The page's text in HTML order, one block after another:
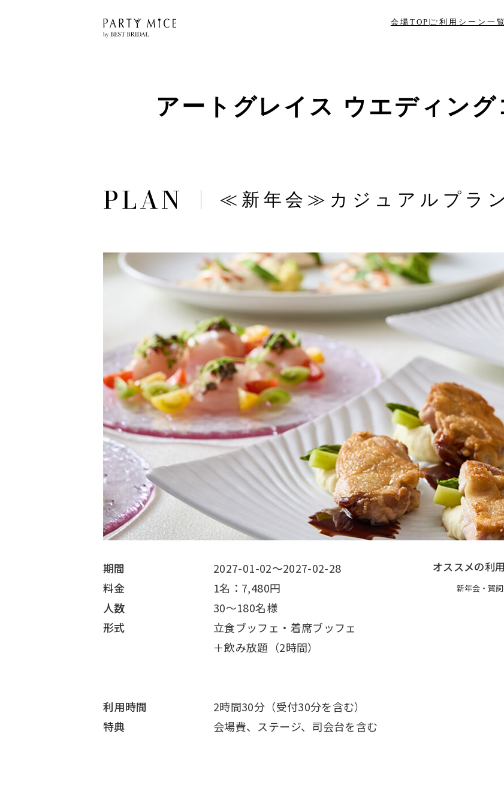
会場TOP ご利用シーン一覧
アートグレイス ウエディング
≪新年会≫カジュアルプラン
期間
2027-01-02～2027-02-28
料金
1名：7,480円
人数
30～180名様
形式
立食ブッフェ・着席ブッフェ
＋飲み放題（2時間）
利用時間
2時間30分（受付30分を含む）
特典
会場費、ステージ、司会台を含む
オススメの利
新年会・賀